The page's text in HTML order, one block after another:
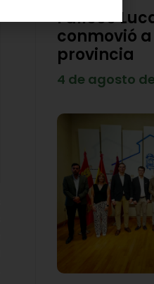
Fallece
conmovió
provincia
4 de agosto